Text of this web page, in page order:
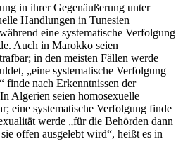
in ihrer Gegenäußerung unter
Handlungen in Tunesien
eine systematische Verfolgung
Auch in Marokko seien
in den meisten Fällen werde
„eine systematische Verfolgung
finde nach Erkenntnissen der
Algerien seien homosexuelle
eine systematische Verfolgung finde
werde „für die Behörden dann
offen ausgelebt wird“, heißt es in